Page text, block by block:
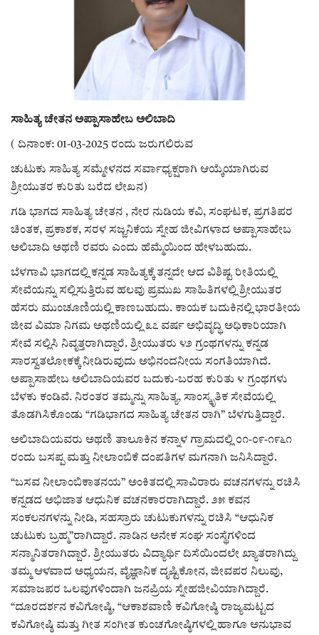
e-paper (ಇ–ಪೇಪರ್‌)
ಪುಸ್ತಕ ಪರಿಚಯ
ಅಂಕಣ
ಸಾಧಕರ ಪರಿಚಯ
ಪತ್ರಕರ್ತರ ಪರಿಚಯ
ಸಂಪಾದಕೀಯ
ಕವನ
Digital Subscription
ಸಾಹಿತ್ಯ ಚೇತನ ಅಪ್ಪಾಸಾಹೇಬ ಅಲಿಬಾದಿ
( ದಿನಾಂಕ: 01-03-2025 ರಂದು ಜರುಗಲಿರುವ
ಚುಟುಕು ಸಾಹಿತ್ಯ ಸಮ್ಮೇಳನದ ಸರ್ವಾಧ್ಯಕ್ಷರಾಗಿ ಆಯ್ಕೆಯಾಗಿರುವ
ಶ್ರೀಯುತರ ಕುರಿತು ಬರೆದ ಲೇಖನ)
ಗಡಿ ಭಾಗದ ಸಾಹಿತ್ಯ ಚೇತನ , ನೇರ ನುಡಿಯ ಕವಿ, ಸಂಘಟಕ, ಪ್ರಗತಿಪರ
ಚಿಂತಕ, ಪ್ರಕಾಶಕ, ಸರಳ ಸಜ್ಜನಿಕೆಯ ಸ್ನೇಹ ಜೀವಿಗಳಾದ ಅಪ್ಪಾಸಾಹೇಬ
ಅಲಿಬಾದಿ ಅಥಣಿ ರವರು ಎಂದು ಹೆಮ್ಮೆಯಿಂದ ಹೇಳಬಹುದು.
ಬೆಳಗಾವಿ ಭಾಗದಲ್ಲಿ ಕನ್ನಡ ಸಾಹಿತ್ಯಕ್ಕೆ ತನ್ನದೇ ಆದ ವಿಶಿಷ್ಟ ರೀತಿಯಲ್ಲಿ
ಸೇವೆಯನ್ನು ಸಲ್ಲಿಸುತ್ತಿರುವ ಹಲವು ಪ್ರಮುಖ ಸಾಹಿತಿಗಳಲ್ಲಿ ಶ್ರೀಯುತರ
ಹೆಸರು ಮುಂಚೂಣಿಯಲ್ಲಿ ಕಾಣಬಹುದು. ಕಾಯಕ ಬದುಕಿನಲ್ಲಿ ಭಾರತೀಯ
ಜೀವ ವಿಮಾ ನಿಗಮ ಅಥಣಿಯಲ್ಲಿ ೩೭ ವರ್ಷ ಅಭಿವೃದ್ಧಿ ಅಧಿಕಾರಿಯಾಗಿ
ಸೇವೆ ಸಲ್ಲಿಸಿ ನಿವೃತ್ತರಾಗಿದ್ದಾರೆ. ಶ್ರೀಯುತರು ೪೨ ಗ್ರಂಥಗಳನ್ನು ಕನ್ನಡ
ಸಾರಸ್ವತಲೋಕಕ್ಕೆ ನೀಡಿರುವುದು ಅಭಿನಂದನೀಯ ಸಂಗತಿಯಾಗಿದೆ.
ಅಪ್ಪಾಸಾಹೇಬ ಅಲಿಬಾದಿಯವರ ಬದುಕು-ಬರಹ ಕುರಿತು ೪ ಗ್ರಂಥಗಳು
ಬೆಳಕು ಕಂಡಿವೆ. ನಿರಂತರ ತಮ್ಮನ್ನು ಸಾಹಿತ್ಯ, ಸಾಂಸ್ಕೃತಿಕ ಸೇವೆಯಲ್ಲಿ
ತೊಡಗಿಸಿಕೊಂಡು “ಗಡಿಭಾಗದ ಸಾಹಿತ್ಯ ಚೇತನ ರಾಗಿ” ಬೆಳಗುತ್ತಿದ್ದಾರೆ.
ಅಲಿಬಾದಿಯವರು ಅಥಣಿ ತಾಲೂಕಿನ ಕನ್ನಾಳ ಗ್ರಾಮದಲ್ಲಿ ೦೧-೦೯-೧೯೬೧
ರಂದು ಬಸಪ್ಪ ಮತ್ತು ನೀಲಾಂಬಿಕೆ ದಂಪತಿಗಳ ಮಗನಾಗಿ ಜನಿಸಿದ್ದಾರೆ.
“ಬಸವ ನೀಲಾಂಬಿಕಾತನಯ” ಅಂಕಿತದಲ್ಲಿ ಸಾವಿರಾರು ವಚನಗಳನ್ನು ರಚಿಸಿ
ಕನ್ನಡದ ಅಭಿಜಾತ ಆಧುನಿಕ ವಚನಕಾರರಾಗಿದ್ದಾರೆ. ೨೫ ಕವನ
ಸಂಕಲನಗಳನ್ನು ನೀಡಿ, ಸಹಸ್ರಾರು ಚುಟುಕುಗಳನ್ನು ರಚಿಸಿ “ಆಧುನಿಕ
ಚುಟುಕು ಬ್ರಹ್ಮ”ರಾಗಿದ್ದಾರೆ. ನಾಡಿನ ಅನೇಕ ಸಂಘ ಸಂಸ್ಥೆಗಳಿಂದ
ಸನ್ಮಾನಿತರಾಗಿದ್ದಾರೆ. ಶ್ರೀಯುತರು ವಿದ್ಯಾರ್ಥಿ ದಿಸೆಯಿಂದಲೇ ಖ್ಯಾತರಾಗಿದ್ದು
ತಮ್ಮ ಆಳವಾದ ಅಧ್ಯಯನ, ವೈಜ್ಞಾನಿಕ ದೃಷ್ಟಿಕೋನ, ಜೀವಪರ ನಿಲುವು,
ಸಮಾಜಪರ ಒಲವುಗಳಿಂದಾಗಿ ಜನಪ್ರಿಯ ಸ್ನೇಹಜೀವಿಯಾಗಿದ್ದಾರೆ.
“ದೂರದರ್ಶನ ಕವಿಗೋಷ್ಠಿ, “ಆಕಾಶವಾಣಿ ಕವಿಗೋಷ್ಠಿ ರಾಜ್ಯಮಟ್ಟದ
ಕವಿಗೋಷ್ಠಿ ಮತ್ತು ಗೀತ ಸಂಗೀತ ಕುಂಚಗೋಷ್ಠಿಗಳಲ್ಲಿ ಹಾಗೂ ಅನುಭಾವ